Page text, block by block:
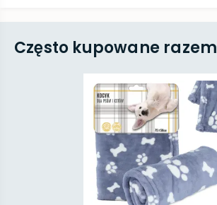
Często kupowane razem